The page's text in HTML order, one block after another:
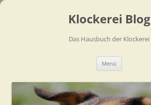
Klockerei Blog
Das Hausbuch der Klockerei
Menü